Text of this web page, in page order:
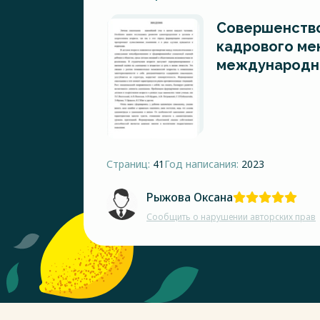
кадрового
Страниц: 41 Год написания: 2023
Рыжова Оксана
Сообщить о нарушении авторских прав